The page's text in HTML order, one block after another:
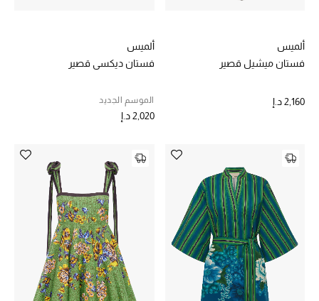
مستلزمات المنزل
نسوقوا أحدث ما وصلنا
النساء
عرض جميع المنتجات
خصومات
ألميس
فستان ميشيل قصير
2,160 د.إ
ألميس
فستان ديكسي قصير
الموسم الجديد
2,020 د.إ